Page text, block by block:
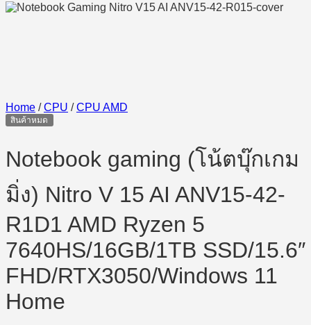
Home / CPU / CPU AMD
สินค้าหมด
Notebook gaming (โน้ตบุ๊กเกม
มิ่ง) Nitro V 15 AI ANV15-42-
R1D1 AMD Ryzen 5
7640HS/16GB/1TB SSD/15.6″
FHD/RTX3050/Windows 11
Home